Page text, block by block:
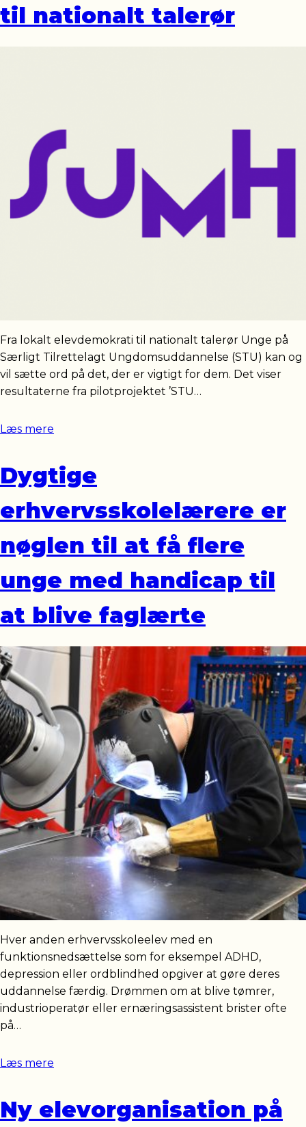
til nationalt talerør
Fra lokalt elevdemokrati til nationalt talerør Unge på
Særligt Tilrettelagt Ungdomsuddannelse (STU) kan og
vil sætte ord på det, der er vigtigt for dem. Det viser
resultaterne fra pilotprojektet ’STU…
Læs mere
Dygtige
erhvervsskolelærere er
nøglen til at få flere
unge med handicap til
at blive faglærte
Hver anden erhvervsskoleelev med en
funktionsnedsættelse som for eksempel ADHD,
depression eller ordblindhed opgiver at gøre deres
uddannelse færdig. Drømmen om at blive tømrer,
industrioperatør eller ernæringsassistent brister ofte
på…
Læs mere
Ny elevorganisation på